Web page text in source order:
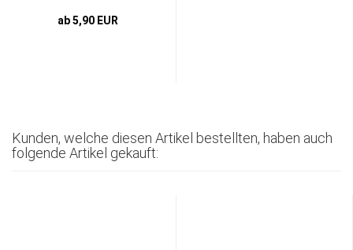
ab 5,90 EUR
Kunden, welche diesen Artikel bestellten, haben auch
folgende Artikel gekauft: